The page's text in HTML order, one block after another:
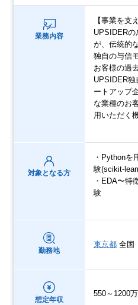
業務内容
【事業を支
UPSIDER
が、伝統的
独自の与信
お客様の過
UPSIDER独
ートアップ
な業種のお
用いただく
対象となる方
・Pythonを
験(scikit-
・EDA〜特
験
勤務地
東京都 全国
想定年収
550～1200